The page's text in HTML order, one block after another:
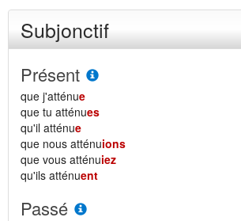
Subjonctif
Présent
que j'atténue
que tu atténues
qu'il atténue
que nous atténuions
que vous atténuiez
qu'ils atténuent
Passé